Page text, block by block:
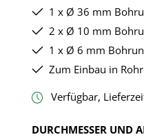
1 x Ø 36 mm
2 x Ø 10 mm
1 x Ø 6 mm
Zum Einbau in
Verfügbar,
DURCHMESSER UND